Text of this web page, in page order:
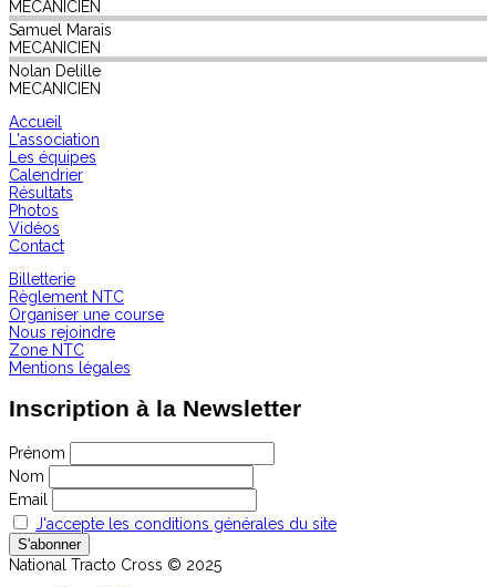
MECANICIEN
Samuel
Marais
MECANICIEN
Nolan Delille
MECANICIEN
Accueil
L'association
Les équipes
Calendrier
Résultats
Photos
Vidéos
Contact
Billetterie
Règlement NTC
Organiser une course
Nous rejoindre
Zone NTC
Mentions légales
Inscription à la Newsletter
Prénom
Nom
Email
J'accepte les conditions générales du site
National Tracto Cross © 2025